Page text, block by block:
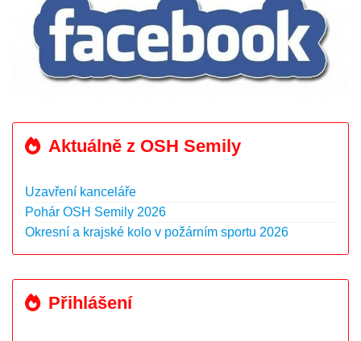
Aktuálně z OSH Semily
Uzavření kanceláře
Pohár OSH Semily 2026
Okresní a krajské kolo v požárním sportu 2026
Přihlášení